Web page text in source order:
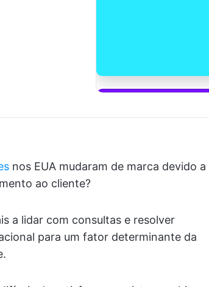
nos EUA mudaram de marca devido a
ao cliente?
a lidar com consultas e resolver
para um fator determinante da